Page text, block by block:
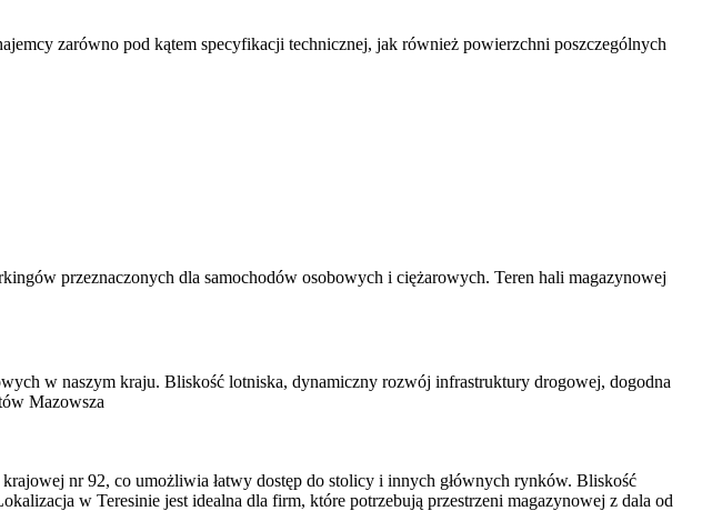
zarówno pod kątem specyfikacji technicznej, jak również powierzchni poszczególnych
przeznaczonych dla samochodów osobowych i ciężarowych. Teren hali magazynowej
w naszym kraju. Bliskość lotniska, dynamiczny rozwój infrastruktury drogowej, dogodna
Mazowsza
nr 92, co umożliwia łatwy dostęp do stolicy i innych głównych rynków. Bliskość
w Teresinie jest idealna dla firm, które potrzebują przestrzeni magazynowej z dala od